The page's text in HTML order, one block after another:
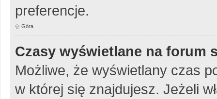
preferencje.
Góra
Czasy wyświetlane na forum
Możliwe, że wyświetlany czas
w której się znajdujesz. Jeżeli